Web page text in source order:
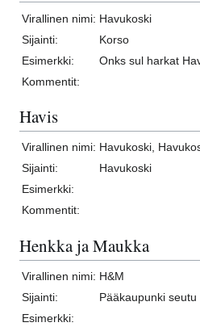
Virallinen nimi: Havukoski
Sijainti:
Korso
Esimerkki:
Onks sul harkat
Kommentit:
Havis
Virallinen nimi: Havukoski,
Sijainti:
Havukoski
Esimerkki:
Kommentit:
Henkka ja Maukka
Virallinen nimi: H&M
Sijainti:
Pääkaupunki seutu
Esimerkki: